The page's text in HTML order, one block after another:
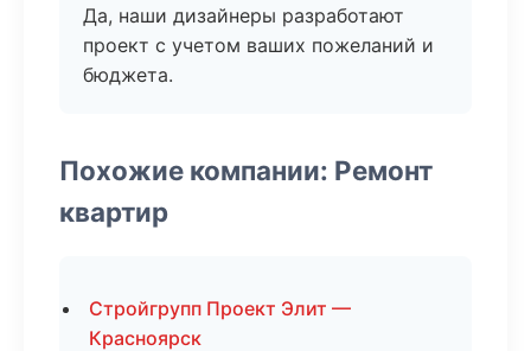
Да, наши дизайнеры разработают
проект с учетом ваших пожеланий и
бюджета.
Похожие компании: Ремонт
квартир
Стройгрупп Проект Элит —
Красноярск